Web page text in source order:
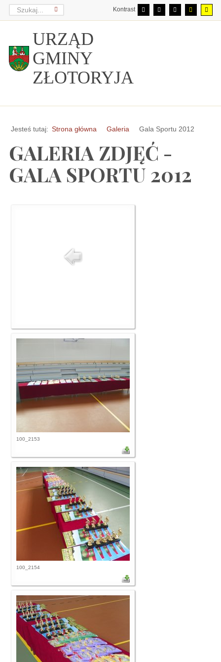
Kontrast
URZĄD
GMINY
ZŁOTORYJA
Jesteś tutaj: Strona główna Galeria Gala Sportu 2012
GALERIA ZDJĘĆ -
GALA SPORTU 2012
100_2153
100_2154